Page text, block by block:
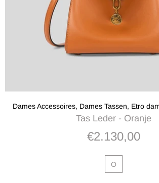
Dames Accessoires, Dames Tassen, Etro
Tas Leder - Oranje
€2.130,00
O